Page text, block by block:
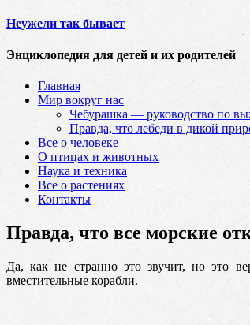
Неужели так бывает
Энциклопедия для детей и их родителей
Главная
Мир вокруг нас
Чебурашка — руководство по
Правда, что лебеди в дикой
Все о человеке
О птицах и животных
Наука и техника
Все о растениях
Контакты
Правда, что все морские
Да, как не странно это звучит, но это
вместительные корабли.